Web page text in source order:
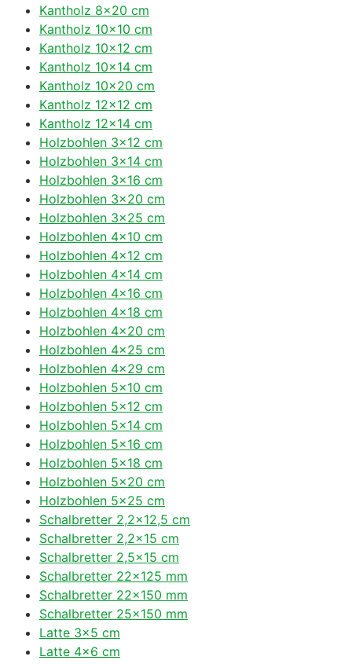
Kantholz 8×20 cm
Kantholz 10×10 cm
Kantholz 10×12 cm
Kantholz 10×14 cm
Kantholz 10×20 cm
Kantholz 12×12 cm
Kantholz 12×14 cm
Holzbohlen 3×12 cm
Holzbohlen 3×14 cm
Holzbohlen 3×16 cm
Holzbohlen 3×20 cm
Holzbohlen 3×25 cm
Holzbohlen 4×10 cm
Holzbohlen 4×12 cm
Holzbohlen 4×14 cm
Holzbohlen 4×16 cm
Holzbohlen 4×18 cm
Holzbohlen 4×20 cm
Holzbohlen 4×25 cm
Holzbohlen 4×29 cm
Holzbohlen 5×10 cm
Holzbohlen 5×12 cm
Holzbohlen 5×14 cm
Holzbohlen 5×16 cm
Holzbohlen 5×18 cm
Holzbohlen 5×20 cm
Holzbohlen 5×25 cm
Schalbretter 2,2×12,5 cm
Schalbretter 2,2×15 cm
Schalbretter 2,5×15 cm
Schalbretter 22×125 mm
Schalbretter 22×150 mm
Schalbretter 25×150 mm
Latte 3×5 cm
Latte 4×6 cm